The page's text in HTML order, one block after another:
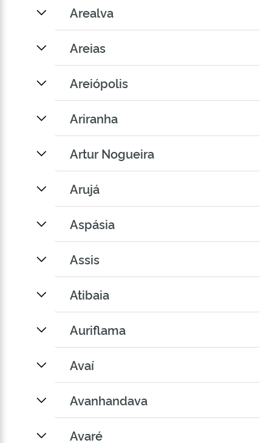
Arealva
Areias
Areiópolis
Ariranha
Artur Nogueira
Arujá
Aspásia
Assis
Atibaia
Auriflama
Avaí
Avanhandava
Avaré